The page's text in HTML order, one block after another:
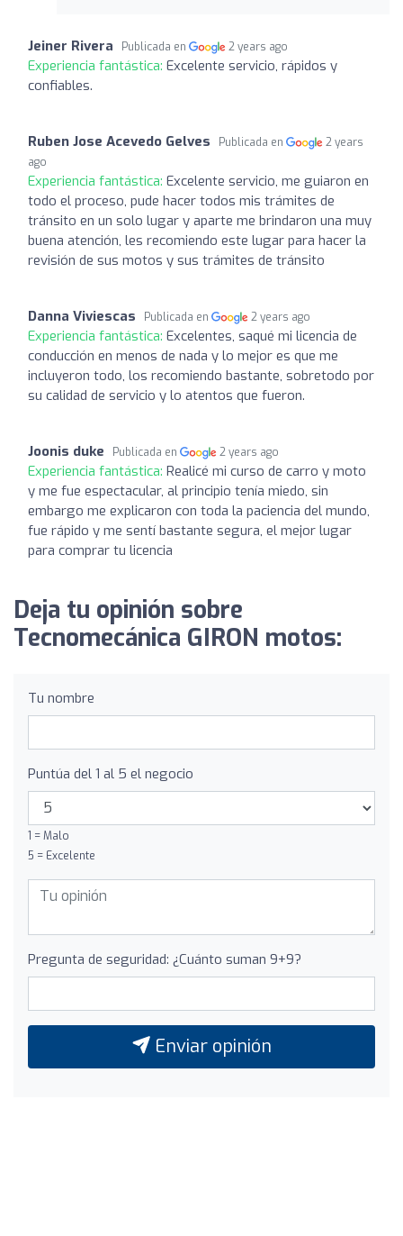
Jeiner Rivera Publicada en 2 years ago
Experiencia fantástica: Excelente servicio, rápidos y
confiables.
Ruben Jose Acevedo Gelves Publicada en
2 years
ago
Experiencia fantástica: Excelente servicio, me guiaron en
todo el proceso, pude hacer todos mis trámites de
tránsito en un solo lugar y aparte me brindaron una muy
buena atención, les recomiendo este lugar para hacer la
revisión de sus motos y sus trámites de tránsito
Danna Viviescas Publicada en 2 years ago
Experiencia fantástica: Excelentes, saqué mi licencia de
conducción en menos de nada y lo mejor es que me
incluyeron todo, los recomiendo bastante, sobretodo por
su calidad de servicio y lo atentos que fueron.
Joonis duke Publicada en 2 years ago
Experiencia fantástica: Realicé mi curso de carro y moto
y me fue espectacular, al principio tenía miedo, sin
embargo me explicaron con toda la paciencia del mundo,
fue rápido y me sentí bastante segura, el mejor lugar
para comprar tu licencia
Deja tu opinión sobre
Tecnomecánica GIRON motos:
Tu nombre
Puntúa del 1 al 5 el negocio
1 = Malo
5 = Excelente
Pregunta de seguridad: ¿Cuánto suman 9+9?
Enviar opinión